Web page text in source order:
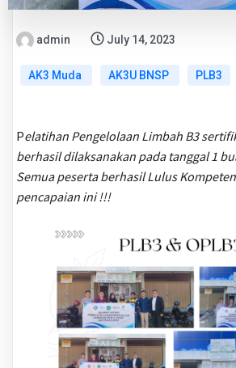
admin July 14, 2023
AK3 Muda AK3U BNSP PLB3
Pelatihan Pengelolaan Limbah B3
berhasil dilaksanakan pada tanggal 1
Semua peserta berhasil Lulus
pencapaian ini !!!